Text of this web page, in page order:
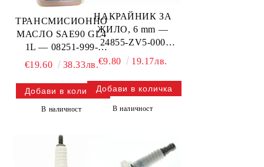
ТРАНСМИСИОННО
МАСЛО SAE90 GL4
1L — 08251-999-
102PRO HONDA
€19.60 38.33лв.
В наличност
НАКРАЙНИК ЗА
ЖИЛО, 6 mm —
24855-ZV5-000
HONDA
€9.80 19.17лв.
В наличност